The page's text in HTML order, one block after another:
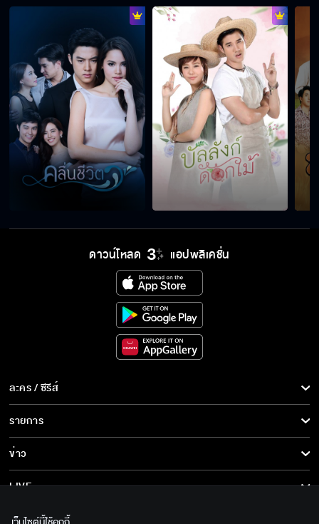
ดาวน์โหลด แอปพลิเคชั่น
ละคร / ซีรีส์
ละคร/ซีรีส์
ซีรีส์นานาชาติ
การ์ตูน & เกม
รายการ
รายการทั้งหมด
ข่าว
ข่าวทั้งหมด
LIVE
เกี่ยวกับเรา